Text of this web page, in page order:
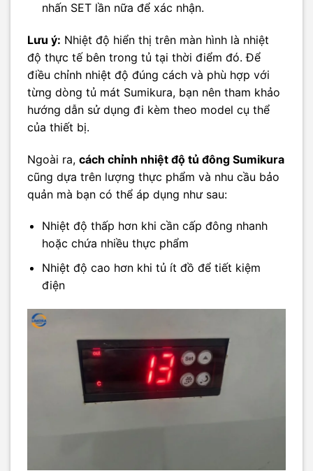
nhấn SET lần nữa để xác nhận.
Lưu ý: Nhiệt độ hiển thị trên màn hình là nhiệt
độ thực tế bên trong tủ tại thời điểm đó. Để
điều chỉnh nhiệt độ đúng cách và phù hợp với
từng dòng tủ mát Sumikura, bạn nên tham khảo
hướng dẫn sử dụng đi kèm theo model cụ thể
của thiết bị.
Ngoài ra, cách chỉnh nhiệt độ tủ đông Sumikura
cũng dựa trên lượng thực phẩm và nhu cầu bảo
quản mà bạn có thể áp dụng như sau:
Nhiệt độ thấp hơn khi cần cấp đông nhanh
hoặc chứa nhiều thực phẩm
Nhiệt độ cao hơn khi tủ ít đồ để tiết kiệm
điện